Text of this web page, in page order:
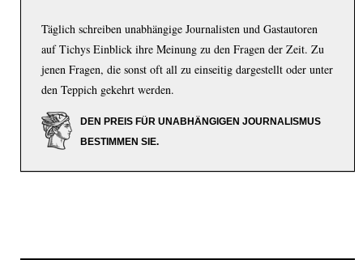
Täglich schreiben unabhängige Journalisten und Gastautoren
auf Tichys Einblick ihre Meinung zu den Fragen der Zeit. Zu
jenen Fragen, die sonst oft all zu einseitig dargestellt oder unter
den Teppich gekehrt werden.
DEN PREIS FÜR UNABHÄNGIGEN JOURNALISMUS
BESTIMMEN SIE.